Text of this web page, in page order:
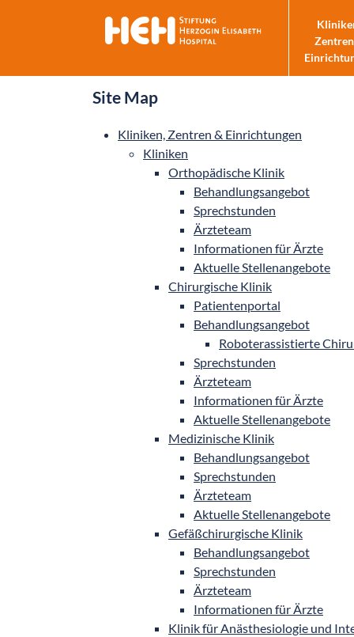
Site Map
Kliniken, Zentren & Einrichtungen
Kliniken
Orthopädische Klinik
Behandlungsangebot
Sprechstunden
Ärzteteam
Informationen für Ärzte
Aktuelle Stellenangebote
Chirurgische Klinik
Patientenportal
Behandlungsangebot
Roboterassistierte
Sprechstunden
Ärzteteam
Informationen für Ärzte
Aktuelle Stellenangebote
Medizinische Klinik
Behandlungsangebot
Sprechstunden
Ärzteteam
Aktuelle Stellenangebote
Gefäßchirurgische Klinik
Behandlungsangebot
Sprechstunden
Ärzteteam
Informationen für Ärzte
Klinik für Anästhesiologie und